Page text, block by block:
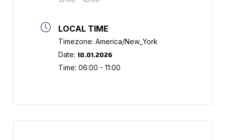
LOCAL TIME
Timezone:America/New_York
Date:10.01.2026
Time:06:00 - 11:00